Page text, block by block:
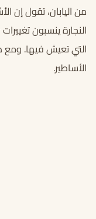
من اليابان، تقول إن
النجارة ينسبون
التي تعيش فيها. ومع
الأساطير.